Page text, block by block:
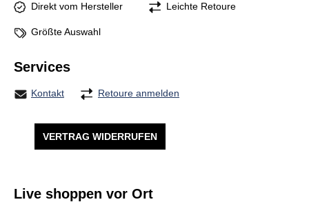
Direkt vom Hersteller Leichte Retoure
Größte Auswahl
Services
Kontakt Retoure anmelden
VERTRAG WIDERRUFEN
Live shoppen vor Ort